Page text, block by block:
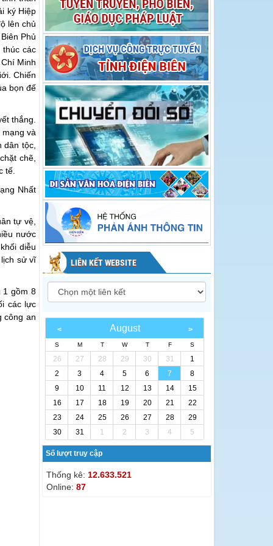
ký Hiệp
lên chủ
Phủ
thúc các
Minh
Chiến
bọn đế
thắng.
và
tộc,
chẽ,
tế.
Nhất
tự vệ,
nước
diễu
sử vĩ
1 gồm 8
các lực
công an
Hoa Ban năm 2026
hội Hoa Ban năm
2026
LIÊN KẾT WEBSITE
August
S M T W T F S
26 27 28 29 30 31
1
2
3 4 5 6 7
8
9
10 11 12 13 14
15
16
17 18 19 20 21
22
23
24 25 26 27 28
29
30
31 1 2 3 4 5
Số lượt truy cập
Thống kê: 12.633.521
Online: 87